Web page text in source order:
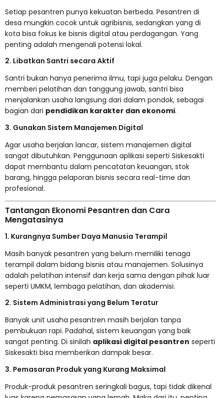
Setiap pesantren punya kekuatan berbeda. Pesantren di
desa mungkin cocok untuk agribisnis, sedangkan yang di
kota bisa fokus ke bisnis digital atau perdagangan. Yang
penting adalah mengenali potensi lokal.
2. Libatkan Santri secara Aktif
Santri bukan hanya penerima ilmu, tapi juga pelaku. Dengan
memberi pelatihan dan tanggung jawab, santri bisa
menjalankan usaha langsung dari dalam pondok, sebagai
bagian dari pendidikan karakter dan ekonomi.
3. Gunakan Sistem Manajemen Digital
Agar usaha berjalan lancar, sistem manajemen digital
sangat dibutuhkan. Penggunaan aplikasi seperti Siskesakti
dapat membantu dalam pencatatan keuangan, stok
barang, hingga pelaporan bisnis secara real-time dan
profesional.
Tantangan Ekonomi Pesantren dan Cara
Mengatasinya
1. Kurangnya Sumber Daya Manusia Terampil
Masih banyak pesantren yang belum memiliki tenaga
terampil dalam bidang bisnis atau manajemen. Solusinya
adalah pelatihan intensif dan kerja sama dengan pihak luar
seperti UMKM, lembaga pelatihan, dan akademisi.
2. Sistem Administrasi yang Belum Teratur
Banyak unit usaha pesantren masih berjalan tanpa
pembukuan rapi. Padahal, sistem keuangan yang baik
sangat penting. Di sinilah aplikasi digital pesantren seperti
Siskesakti bisa memberikan dampak besar.
3. Pemasaran Produk yang Kurang Maksimal
Produk-produk pesantren seringkali bagus, tapi tidak dikenal